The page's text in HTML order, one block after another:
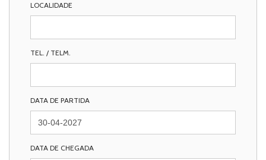
LOCALIDADE
TEL. / TELM.
DATA DE PARTIDA
DATA DE CHEGADA